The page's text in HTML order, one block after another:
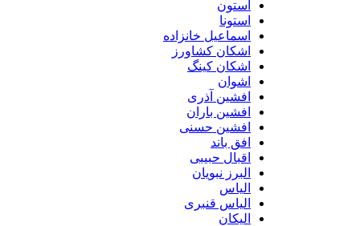
اسماعیل خانزاده
اشکان کشاورز
اشکان کینگ
افشین آذری
افشین باران
افشین حسنی
افق باند
اقبال حبیبی
البرز نبویان
الیاس قنبرى